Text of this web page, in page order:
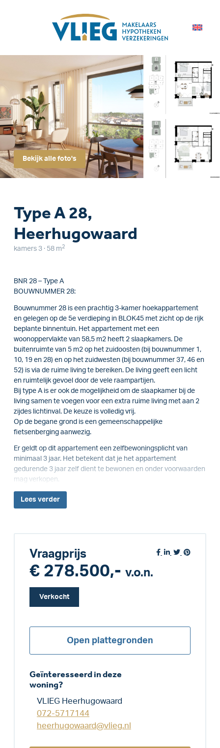
Bekijk alle foto's
Type A 28,
Heerhugowaard
kamers 3 · 58 m 2
BNR 28 – Type A
BOUWNUMMER 28:
Bouwnummer 28 is een prachtig 3-kamer hoekappartement
en gelegen op de 5e verdieping in BLOK45 met zicht op de rijk
beplante binnentuin. Het appartement met een
woonoppervlakte van 58,5 m2 heeft 2 slaapkamers. De
buitenruimte van 5 m2 op het zuidoosten (bij bouwnummer 1,
10, 19 en 28) en op het zuidwesten (bij bouwnummer 37, 46 en
52) is via de ruime living te bereiken. De living geeft een licht
en ruimtelijk gevoel door de vele raampartijen.
Bij type A is er ook de mogelijkheid om de slaapkamer bij de
living samen te voegen voor een extra ruime living met aan 2
zijdes lichtinval. De keuze is volledig vrij.
Op de begane grond is een gemeenschappelijke
fietsenberging aanwezig.
Er geldt op dit appartement een zelfbewoningsplicht van
minimaal 3 jaar. Het betekent dat je het appartement
gedurende 3 jaar zelf dient te bewonen en onder voorwaarden
mag verkopen.
Lees verder
Vraagprijs
€ 278.500,- v.o.n.
Verkocht
Open plattegronden
Geïnteresseerd in deze
woning?
VLIEG Heerhugowaard
072-5717144
heerhugowaard@vlieg.nl